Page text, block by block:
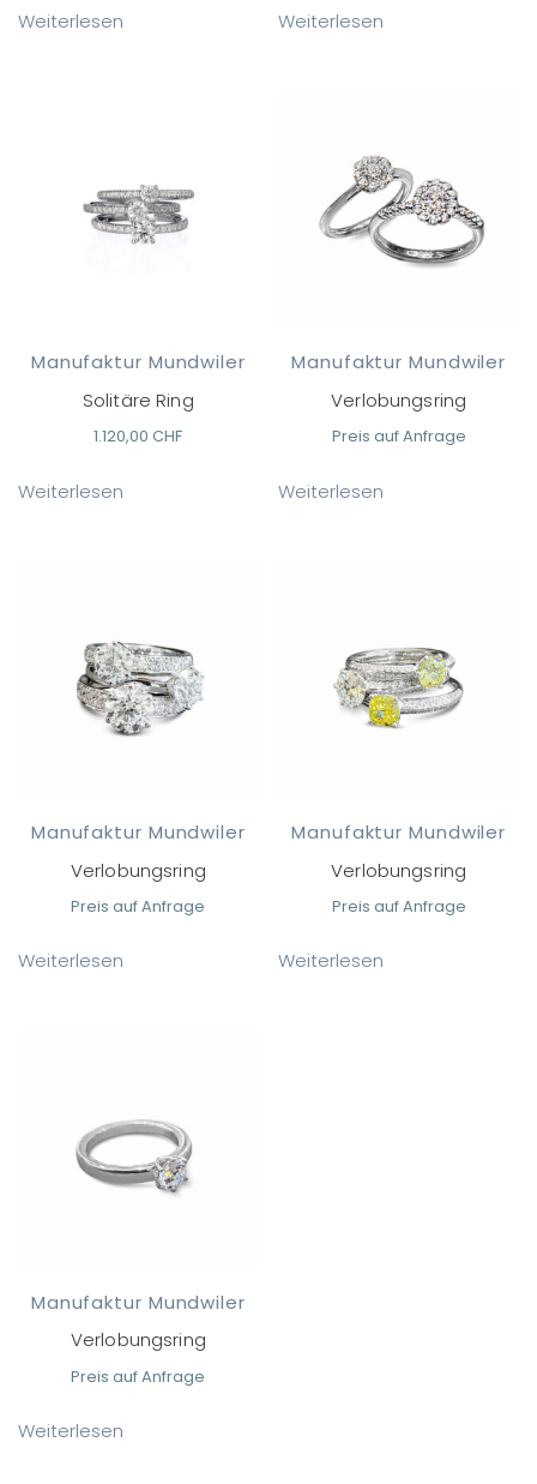
Weiterlesen Weiterlesen
Manufaktur Mundwiler
Solitäre Ring
1.120,00CHF
Weiterlesen
Manufaktur Mundwiler
Verlobungsring
Preis auf Anfrage
Weiterlesen
Manufaktur Mundwiler
Verlobungsring
Preis auf Anfrage
Weiterlesen
Manufaktur Mundwiler
Verlobungsring
Preis auf Anfrage
Weiterlesen
Manufaktur Mundwiler
Verlobungsring
Preis auf Anfrage
Weiterlesen